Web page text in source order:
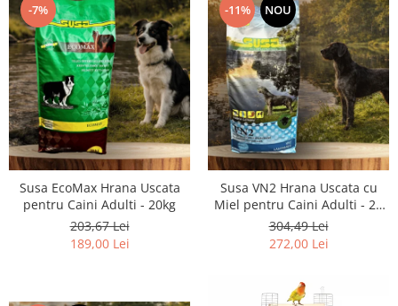
-7%
Susa EcoMax Hrana Uscata
pentru Caini Adulti - 20kg
203,67 Lei
189,00 Lei
-11% NOU
Susa VN2 Hrana Uscata cu
Miel pentru Caini Adulti - 20
kg
304,49 Lei
272,00 Lei